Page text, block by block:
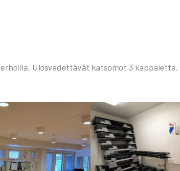
Ulos­ve­det­tä­vät kat­so­mot 3 kap­pa­let­ta.